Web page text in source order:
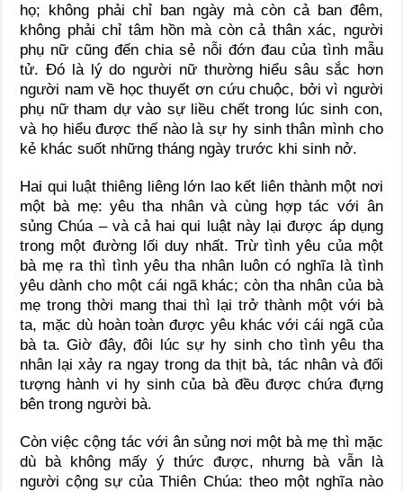
họ; không phải chỉ ban ngày mà còn cả ban đêm,
không phải chỉ tâm hồn mà còn cả thân xác, người
phụ nữ cũng đến chia sẻ nỗi đớn đau của tình mẫu
tử. Đó là lý do người nữ thường hiểu sâu sắc hơn
người nam về học thuyết ơn cứu chuộc, bởi vì người
phụ nữ tham dự vào sự liều chết trong lúc sinh con,
và họ hiểu được thế nào là sự hy sinh thân mình cho
kẻ khác suốt những tháng ngày trước khi sinh nở.
Hai qui luật thiêng liêng lớn lao kết liên thành một nơi
một bà mẹ: yêu tha nhân và cùng hợp tác với ân
sủng Chúa – và cả hai qui luật này lại được áp dụng
trong một đường lối duy nhất. Trừ tình yêu của một
bà mẹ ra thì tình yêu tha nhân luôn có nghĩa là tình
yêu dành cho một cái ngã khác; còn tha nhân của bà
mẹ trong thời mang thai thì lại trở thành một với bà
ta, mặc dù hoàn toàn được yêu khác với cái ngã của
bà ta. Giờ đây, đôi lúc sự hy sinh cho tình yêu tha
nhân lại xảy ra ngay trong da thịt bà, tác nhân và đối
tượng hành vi hy sinh của bà đều được chứa đựng
bên trong người bà.
Còn việc cộng tác với ân sủng nơi một bà mẹ thì mặc
dù bà không mấy ý thức được, nhưng bà vẫn là
người cộng sự của Thiên Chúa: theo một nghĩa nào